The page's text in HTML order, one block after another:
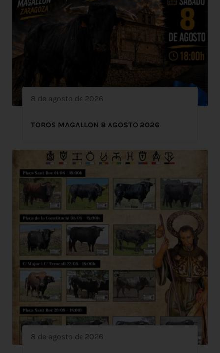
8 de agosto de 2026
TOROS MAGALLON 8 AGOSTO 2026
8 de agosto de 2026